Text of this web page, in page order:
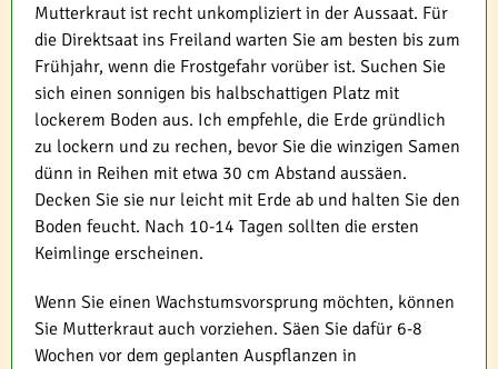
Mutterkraut ist recht unkompliziert in der Aussaat. Für
die Direktsaat ins Freiland warten Sie am besten bis zum
Frühjahr, wenn die Frostgefahr vorüber ist. Suchen Sie
sich einen sonnigen bis halbschattigen Platz mit
lockerem Boden aus. Ich empfehle, die Erde gründlich
zu lockern und zu rechen, bevor Sie die winzigen Samen
dünn in Reihen mit etwa 30 cm Abstand aussäen.
Decken Sie sie nur leicht mit Erde ab und halten Sie den
Boden feucht. Nach 10-14 Tagen sollten die ersten
Keimlinge erscheinen.
Wenn Sie einen Wachstumsvorsprung möchten, können
Sie Mutterkraut auch vorziehen. Säen Sie dafür 6-8
Wochen vor dem geplanten Auspflanzen in